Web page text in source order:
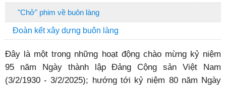
"Chở" phim về buôn làng
Đoàn kết xây dựng buôn làng
Đây là một trong những hoạt động chào mừng kỷ niệm
95 năm Ngày thành lập Đảng Cộng sản Việt Nam
(3/2/1930 - 3/2/2025); hướng tới kỷ niệm 80 năm Ngày